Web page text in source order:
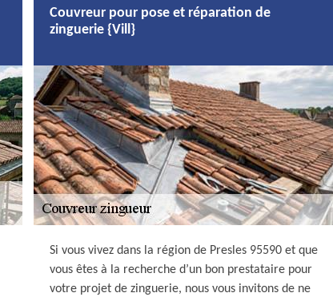
Couvreur pour pose et réparation de
zinguerie {Vill}
Si vous vivez dans la région de Presles 95590 et que
vous êtes à la recherche d’un bon prestataire pour
votre projet de zinguerie, nous vous invitons de ne